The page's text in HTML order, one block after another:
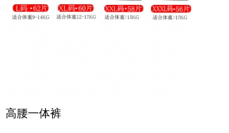
高腰一体裤